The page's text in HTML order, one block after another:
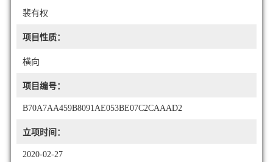
裴有权
项目性质：
横向
项目编号：
B70A7AA459B8091AE053BE07C2CAAAD2
立项时间：
2020-02-27